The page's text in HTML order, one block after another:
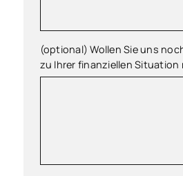
(optional) Wollen Sie uns
zu Ihrer finanziellen Situation